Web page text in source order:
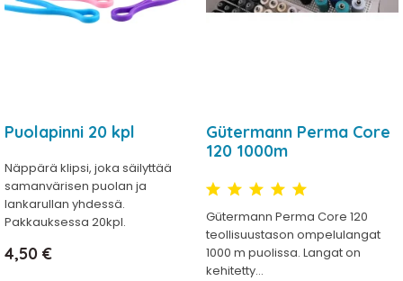
Puolapinni 20 kpl
Näppärä klipsi, joka säilyttää
samanvärisen puolan ja
lankarullan yhdessä.
Pakkauksessa 20kpl.
Hinta
4,50 €
Gütermann Perma Core
120 1000m
Gütermann Perma Core 120
teollisuustason ompelulangat
1000 m puolissa. Langat on
kehitetty...